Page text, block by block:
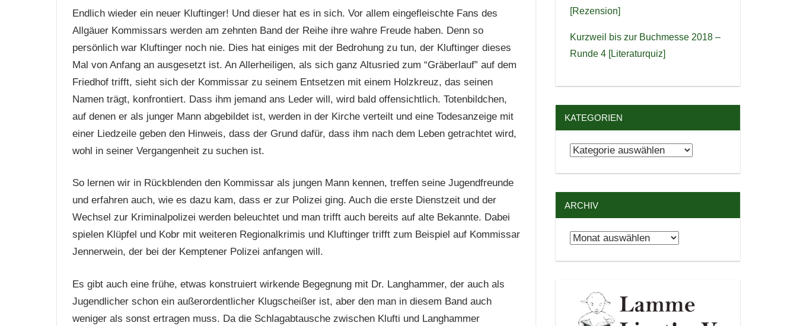
Endlich wieder ein neuer Kluftinger! Und dieser hat es in sich. Vor allem eingefleischte Fans des
Allgäuer Kommissars werden am zehnten Band der Reihe ihre wahre Freude haben. Denn so
persönlich war Kluftinger noch nie. Dies hat einiges mit der Bedrohung zu tun, der Kluftinger dieses
Mal von Anfang an ausgesetzt ist. An Allerheiligen, als sich ganz Altusried zum “Gräberlauf” auf dem
Friedhof trifft, sieht sich der Kommissar zu seinem Entsetzen mit einem Holzkreuz, das seinen
Namen trägt, konfrontiert. Dass ihm jemand ans Leder will, wird bald offensichtlich. Totenbildchen,
auf denen er als junger Mann abgebildet ist, werden in der Kirche verteilt und eine Todesanzeige mit
einer Liedzeile geben den Hinweis, dass der Grund dafür, dass ihm nach dem Leben getrachtet wird,
wohl in seiner Vergangenheit zu suchen ist.
So lernen wir in Rückblenden den Kommissar als jungen Mann kennen, treffen seine Jugendfreunde
und erfahren auch, wie es dazu kam, dass er zur Polizei ging. Auch die erste Dienstzeit und der
Wechsel zur Kriminalpolizei werden beleuchtet und man trifft auch bereits auf alte Bekannte. Dabei
spielen Klüpfel und Kobr mit weiteren Regionalkrimis und Kluftinger trifft zum Beispiel auf Kommissar
Jennerwein, der bei der Kemptener Polizei anfangen will.
Es gibt auch eine frühe, etwas konstruiert wirkende Begegnung mit Dr. Langhammer, der auch als
Jugendlicher schon ein außerordentlicher Klugscheißer ist, aber den man in diesem Band auch
weniger als sonst ertragen muss. Da die Schlagabtausche zwischen Klufti und Langhammer
[Rezension]
Kurzweil bis zur Buchmesse 2018 –
Runde 4 [Literaturquiz]
KATEGORIEN
Kategorien
ARCHIV
Archiv